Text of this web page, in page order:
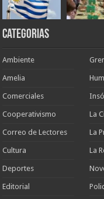
Categorias
Ambiente
Amelia
Comerciales
Cooperativismo
Correo de Lectores
Cultura
Deportes
Editorial
La
La
La